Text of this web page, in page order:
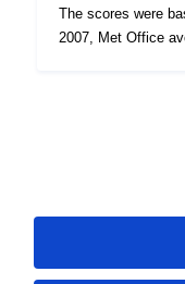
The scores were
2007, Met Office